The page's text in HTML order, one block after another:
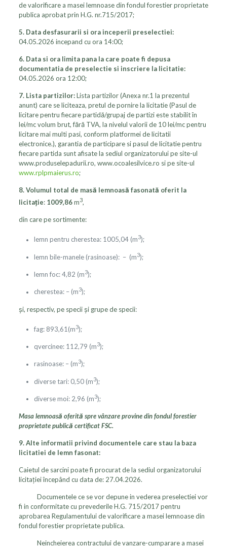
de valorificare a masei lemnoase din fondul forestier proprietate
publica aprobat prin H.G. nr.715/2017;
5. Data desfasurarii si ora inceperii preselectiei:
04.05.2026 incepand cu ora 14:00;
6. Data si ora limita pana la care poate fi depusa
documentatia de preselectie si inscriere la licitatie:
04.05.2026 ora 12:00;
7. Lista partizilor:Lista partizilor (Anexa nr.1 la prezentul
anunt) care se liciteaza, pretul de pornire la licitatie (Pasul de
licitare pentru fiecare partidă/grupaj de partizi este stabilit în
lei/mc volum brut, fără TVA, la nivelul valorii de 10 lei/mc pentru
licitare mai multi pasi, conform platformei de licitatii
electronice.), garantia de participare si pasul de licitatie pentru
fiecare partida sunt afisate la sediul organizatorului pe site-ul
www.produselepadurii.ro, www.ocoalesilvice.ro si pe site-ul
www.rplpmaierus.ro;
8. Volumul total de masă lemnoasă fasonată oferit la
licitaţie: 1009,86m3,
din care pe sortimente:
lemn pentru cherestea: 1005,04 (m3);
lemn bile-manele (rasinoase): – (m3);
lemn foc: 4,82 (m3);
cherestea: – (m3);
şi, respectiv, pe specii şi grupe de specii:
fag: 893,61(m3);
qvercinee: 112,79 (m3);
rasinoase: – (m3);
diverse tari: 0,50 (m3);
diverse moi: 2,96 (m3);
Masa lemnoasă oferită spre vânzare provine din fondul forestier
proprietate publică certificat FSC.
9.Alte informatii privind documentele care stau la baza
licitatiei de lemn fasonat:
Caietul de sarcini poate fi procurat de la sediul organizatorului
licitaţiei începând cu data de: 27.04.2026.
Documentele ce se vor depune in vederea preselectiei vor
fi in conformitate cu prevederile H.G. 715/2017 pentru
aprobarea Regulamentului de valorificare a masei lemnoase din
fondul forestier proprietate publica.
Neincheierea contractului de vanzare-cumparare a masei